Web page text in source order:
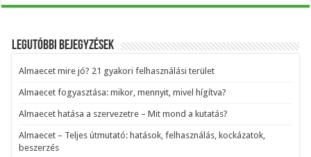
Legutóbbi bejegyzések
Almaecet mire jó? 21 gyakori felhasználási terület
Almaecet fogyasztása: mikor, mennyit, mivel hígítva?
Almaecet hatása a szervezetre – Mit mond a kutatás?
Almaecet – Teljes útmutató: hatások, felhasználás, kockázatok,
beszerzés